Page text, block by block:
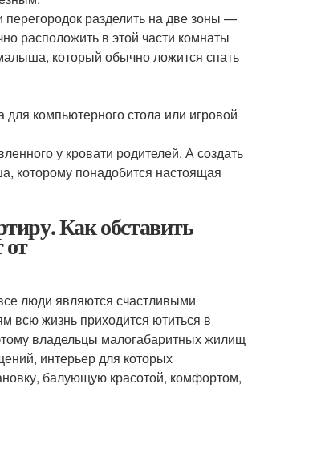
разделить на две зоны —
расположить в этой части комнаты
который обычно ложится спать
для компьютерного стола или игровой
у кровати родителей. А создать
которому понадобится настоящая
Как обставить
люди являются счастливыми
всю жизнь приходится ютиться в
владельцы малогабаритных жилищ
интерьер для которых
балующую красотой, комфортом,